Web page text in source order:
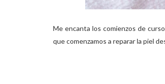
Me encanta los comienzos de
que comenzamos a reparar la piel